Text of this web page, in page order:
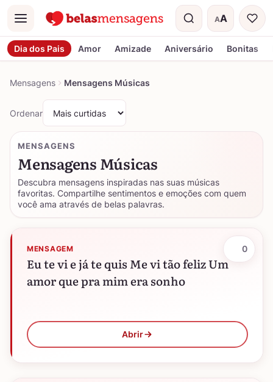
Menu AA
Tamanho do
Dia dos Pais Amor Amizade Aniversário Bonitas
Mensagens Mensagens Músicas
Ordenar
MENSAGENS
Mensagens Músicas
Descubra mensagens inspiradas nas suas músicas
favoritas. Compartilhe sentimentos e emoções com quem
você ama através de belas palavras.
MENSAGEM
Eu te vi e já te quis Me vi tão feliz Um
amor que pra mim era sonho
Abrir
0